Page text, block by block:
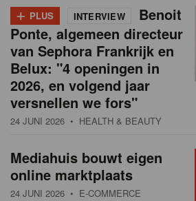
+ PLUS INTERVIEW
Benoit
Ponte, algemeen directeur
van Sephora Frankrijk en
Belux: "4 openingen in
2026, en volgend jaar
versnellen we fors"
24 JUNI 2026 • HEALTH & BEAUTY
Mediahuis bouwt eigen
online marktplaats
24 JUNI 2026 • E-COMMERCE